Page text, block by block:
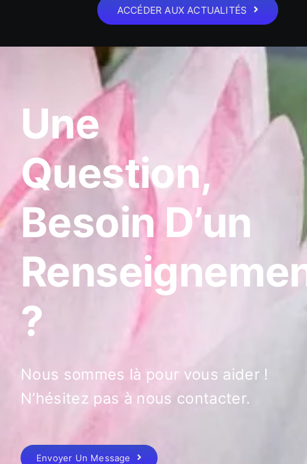
ACCÉDER AUX ACTUALITÉS
Une
Question,
Besoin D’un
?
Nous sommes là pour vous aider !
N’hésitez pas à nous contacter.
Envoyer Un Message